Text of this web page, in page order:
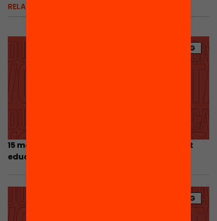
RELACIONATS
BLOG
15 mesures concretes per guanyar en equitat
educativa
BLOG